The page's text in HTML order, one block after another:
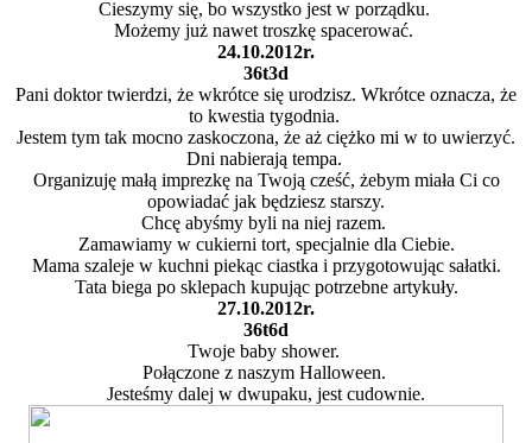
Cieszymy się, bo wszystko jest w porządku.
Możemy już nawet troszkę spacerować.
24.10.2012r.
36t3d
Pani doktor twierdzi, że wkrótce się urodzisz. Wkrótce oznacza, że
to kwestia tygodnia.
Jestem tym tak mocno zaskoczona, że aż ciężko mi w to uwierzyć.
Dni nabierają tempa.
Organizuję małą imprezkę na Twoją cześć, żebym miała Ci co
opowiadać jak będziesz starszy.
Chcę abyśmy byli na niej razem.
Zamawiamy w cukierni tort, specjalnie dla Ciebie.
Mama szaleje w kuchni piekąc ciastka i przygotowując sałatki.
Tata biega po sklepach kupując potrzebne artykuły.
27.10.2012r.
36t6d
Twoje baby shower.
Połączone z naszym Halloween.
Jesteśmy dalej w dwupaku, jest cudownie.